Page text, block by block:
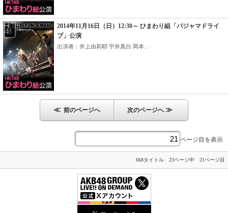
2014年11月16日（日）12:30～ ひまわり組「パジャマドライ
ブ」公演
出演者：井上由莉耶 宇井真白 岡本...
≪ 前のページへ 次のページへ≫
ページ目を表示
668タイトル 23ページ中 21ページ目